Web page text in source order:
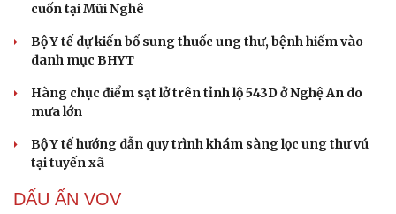
cuốn tại Mũi Nghê
Bộ Y tế dự kiến bổ sung thuốc ung thư, bệnh hiếm vào
danh mục BHYT
Hàng chục điểm sạt lở trên tỉnh lộ 543D ở Nghệ An do
mưa lớn
Bộ Y tế hướng dẫn quy trình khám sàng lọc ung thư vú
tại tuyến xã
DẤU ẤN VOV